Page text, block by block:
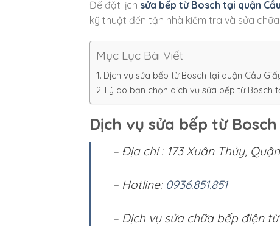
Để đặt lịch sửa bếp từ Bosch tại quận
kỹ thuật đến tận nhà kiểm tra và sửa
Mục Lục Bài Viết
Dịch vụ sửa bếp từ Bosch tại quận Cầu
Lý do bạn chọn dịch vụ sửa bếp từ Bosch
Dịch vụ sửa bếp từ
– Địa chỉ : 173 Xuân Thủy,
– Hotline: 0936.851.851
– Dịch vụ sửa chữa bếp điện